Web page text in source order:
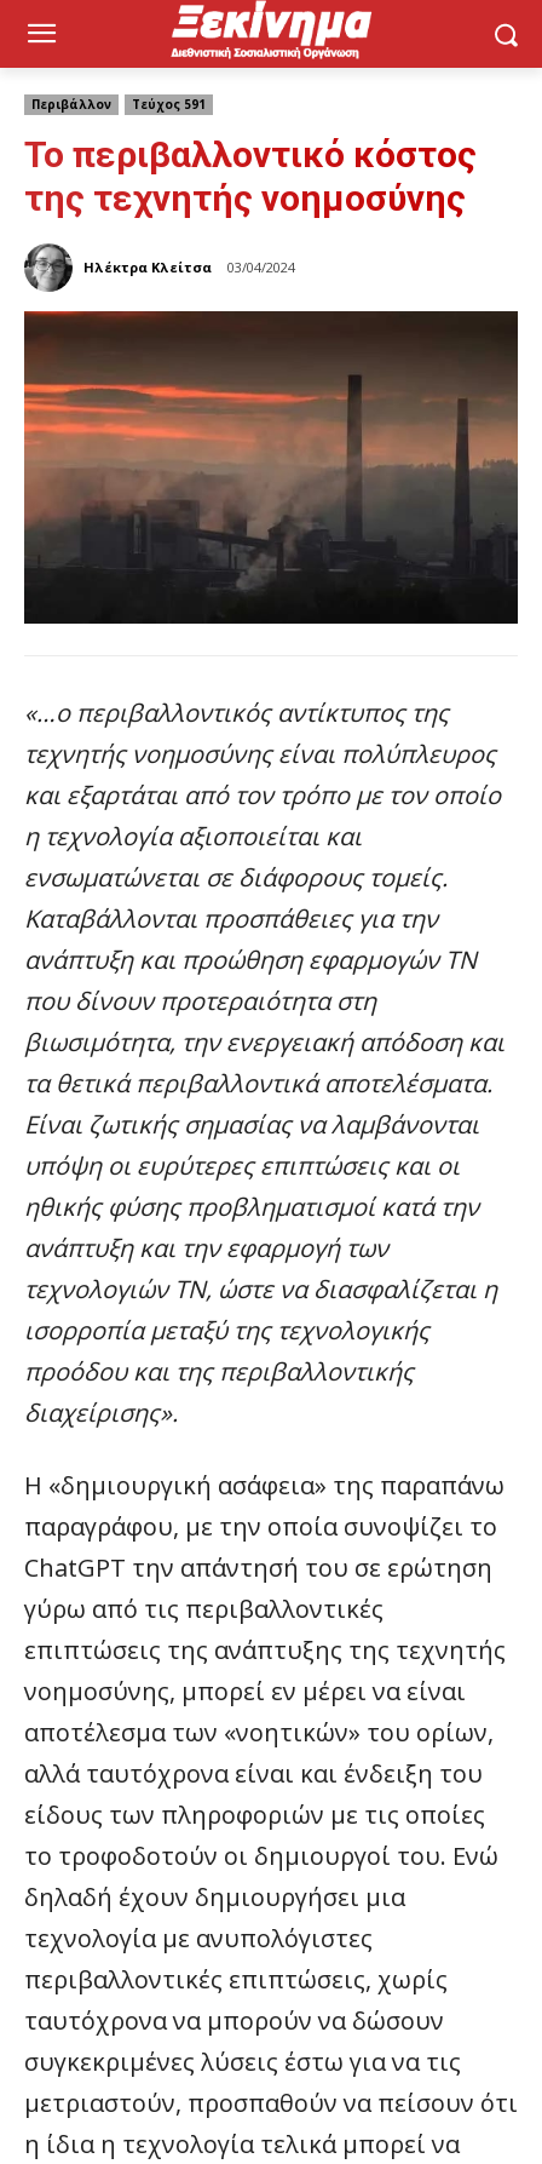
Περιβάλλον Τεύχος 591
Το περιβαλλοντικό κόστος
της τεχνητής νοημοσύνης
Ηλέκτρα Κλείτσα 03/04/2024
«…ο περιβαλλοντικός αντίκτυπος της
τεχνητής νοημοσύνης είναι πολύπλευρος
και εξαρτάται από τον τρόπο με τον οποίο
η τεχνολογία αξιοποιείται και
ενσωματώνεται σε διάφορους τομείς.
Καταβάλλονται προσπάθειες για την
ανάπτυξη και προώθηση εφαρμογών ΤΝ
που δίνουν προτεραιότητα στη
βιωσιμότητα, την ενεργειακή απόδοση και
τα θετικά περιβαλλοντικά αποτελέσματα.
Είναι ζωτικής σημασίας να λαμβάνονται
υπόψη οι ευρύτερες επιπτώσεις και οι
ηθικής φύσης προβληματισμοί κατά την
ανάπτυξη και την εφαρμογή των
τεχνολογιών ΤΝ, ώστε να διασφαλίζεται η
ισορροπία μεταξύ της τεχνολογικής
προόδου και της περιβαλλοντικής
διαχείρισης».
Η «δημιουργική ασάφεια» της παραπάνω
παραγράφου, με την οποία συνοψίζει το
ChatGPT την απάντησή του σε ερώτηση
γύρω από τις περιβαλλοντικές
επιπτώσεις της ανάπτυξης της τεχνητής
νοημοσύνης, μπορεί εν μέρει να είναι
αποτέλεσμα των «νοητικών» του ορίων,
αλλά ταυτόχρονα είναι και ένδειξη του
είδους των πληροφοριών με τις οποίες
το τροφοδοτούν οι δημιουργοί του. Ενώ
δηλαδή έχουν δημιουργήσει μια
τεχνολογία με ανυπολόγιστες
περιβαλλοντικές επιπτώσεις, χωρίς
ταυτόχρονα να μπορούν να δώσουν
συγκεκριμένες λύσεις έστω για να τις
μετριαστούν, προσπαθούν να πείσουν ότι
η ίδια η τεχνολογία τελικά μπορεί να